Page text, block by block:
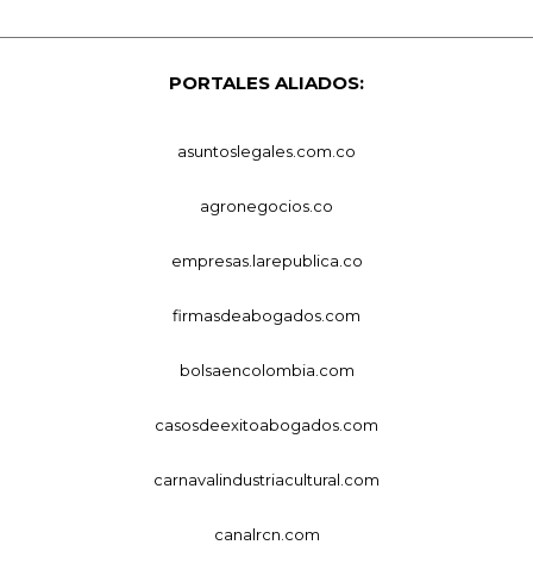
PORTALES ALIADOS:
asuntoslegales.com.co
agronegocios.co
empresas.larepublica.co
firmasdeabogados.com
bolsaencolombia.com
casosdeexitoabogados.com
carnavalindustriacultural.com
canalrcn.com